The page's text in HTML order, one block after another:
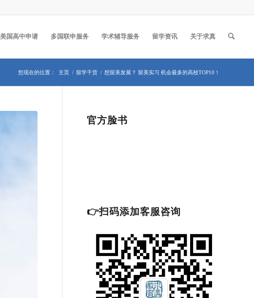
美国高中申请 多国联申服务 学术辅导服务 留学资讯 关于求真
您现在的位置： 主页 / 留学干货 / 想留美发展？ 留美实习 机会最多的高校TOP10！
官方脸书
👉扫码添加客服咨询